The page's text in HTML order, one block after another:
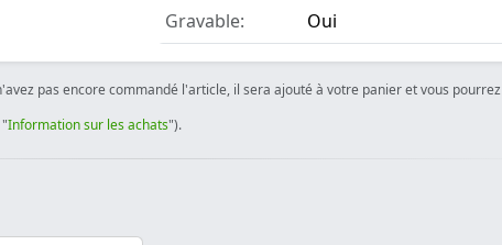
Gravable:
Oui
pas encore commandé l'article, il sera ajouté à votre panier et vous pourrez
Information sur les achats").